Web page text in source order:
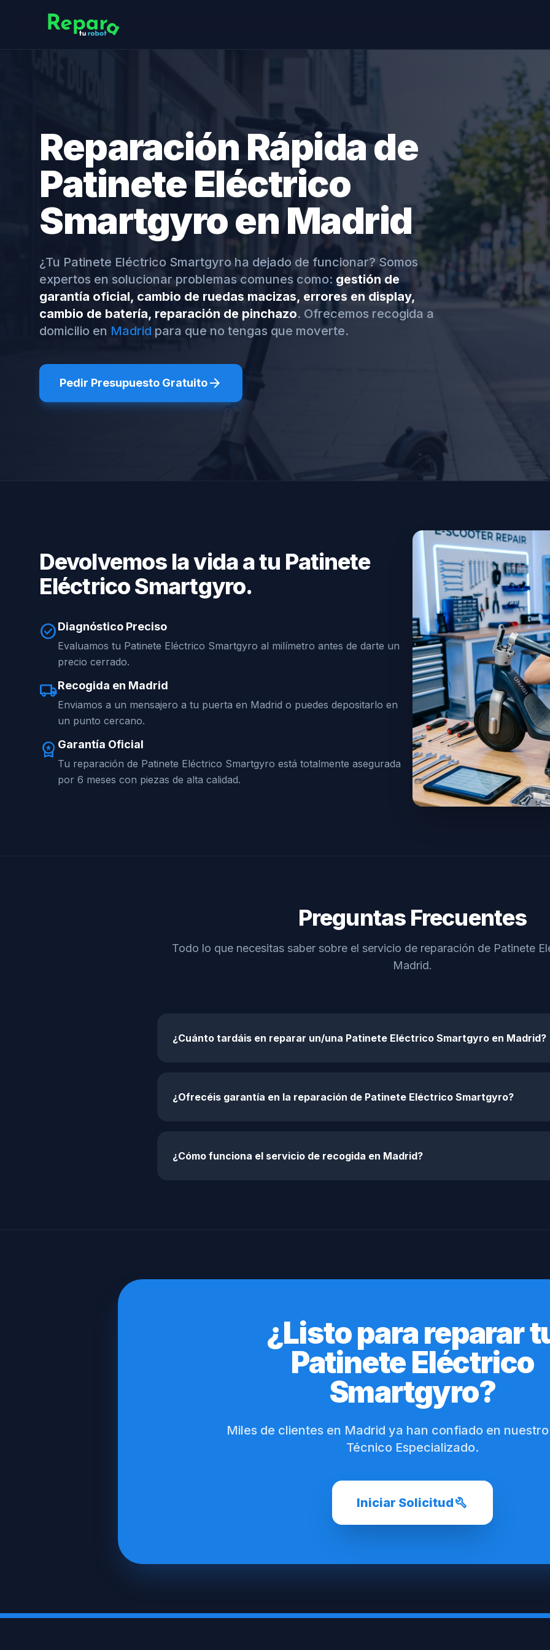
Reparación Rápida de
Patinete Eléctrico
Smartgyro en Madrid
¿Tu Patinete Eléctrico Smartgyro ha dejado de funcionar? Somos
expertos en solucionar problemas comunes como: gestión de
garantía oficial, cambio de ruedas macizas, errores en display,
cambio de batería, reparación de pinchazo. Ofrecemos recogida a
domicilio en Madrid para que no tengas que moverte.
Pedir Presupuesto Gratuitoarrow_forward
Devolvemos la vida a tu Patinete
Eléctrico Smartgyro.
check_circleDiagnóstico Preciso
Evaluamos tu Patinete Eléctrico Smartgyro al milímetro antes de darte un
precio cerrado.
local_shippingRecogida en Madrid
Enviamos a un mensajero a tu puerta en Madrid o puedes depositarlo en
un punto cercano.
workspace_premium Garantía Oficial
Tu reparación de Patinete Eléctrico Smartgyro está totalmente asegurada
por 6 meses con piezas de alta calidad.
Preguntas Frecuentes
Todo lo que necesitas saber sobre el servicio de reparación de Patinete
Madrid.
¿Cuánto tardáis en reparar un/una Patinete Eléctrico Smartgyro en Madrid?
¿Ofrecéis garantía en la reparación de Patinete Eléctrico Smartgyro?
¿Cómo funciona el servicio de recogida en Madrid?
¿Listo para reparar
Patinete Eléctrico
Smartgyro?
Miles de clientes en Madrid ya han confiado en
Técnico Especializado.
Iniciar Solicitudbuild